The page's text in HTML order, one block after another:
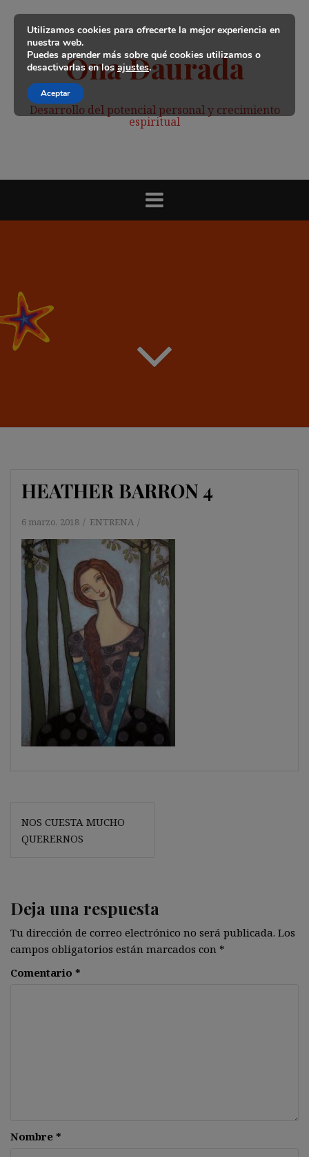
contenido
Ona Daurada
Desarrollo del potencial personal y crecimiento
espiritual
HEATHER BARRON 4
6 marzo, 2018 ENTRENA
Navegación
de
NOS CUESTA MUCHO
QUERERNOS
Deja una respuesta
Tu dirección de correo electrónico no será publicada. Los
campos obligatorios están marcados con *
Comentario *
Nombre *
Utilizamos cookies para ofrecerte la mejor experiencia en
nuestra web.
Puedes aprender más sobre qué cookies utilizamos o
desactivarlas en losajustes.
Aceptar